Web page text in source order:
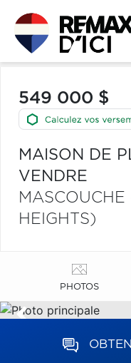
549 000 $
MAISON DE
VENDRE
HEIGHTS)
PHOTOS